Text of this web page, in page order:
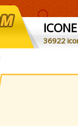
ICONE
36922